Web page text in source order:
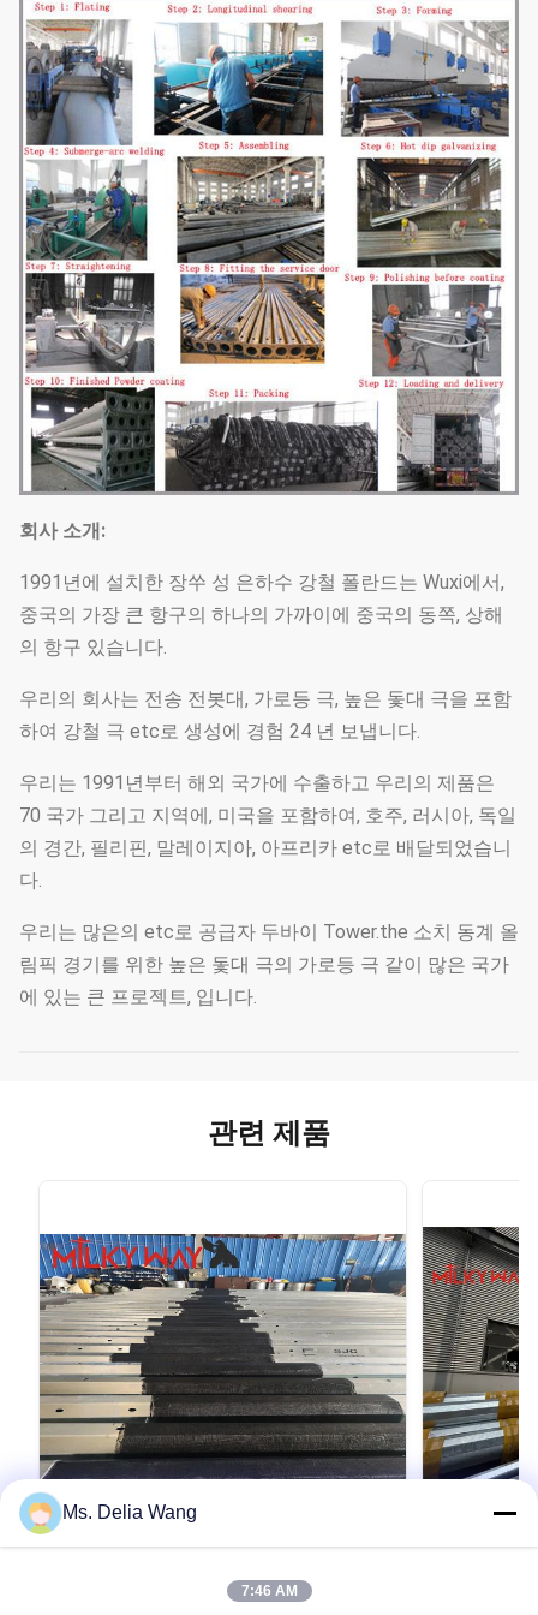
회사 소개:
1991년에 설치한 장쑤 성 은하수 강철 폴란드는 Wuxi에서,
중국의 가장 큰 항구의 하나의 가까이에 중국의 동쪽, 상해
의 항구 있습니다.
우리의 회사는 전송 전봇대, 가로등 극, 높은 돛대 극을 포함
하여 강철 극 etc로 생성에 경험 24 년 보냅니다.
우리는 1991년부터 해외 국가에 수출하고 우리의 제품은
70 국가 그리고 지역에, 미국을 포함하여, 호주, 러시아, 독일
의 경간, 필리핀, 말레이지아, 아프리카 etc로 배달되었습니
다.
우리는 많은의 etc로 공급자 두바이 Tower.the 소치 동계 올
림픽 경기를 위한 높은 돛대 극의 가로등 극 같이 많은 국가
에 있는 큰 프로젝트, 입니다.
관련 제품
Communication Towers with
Ms. Delia Wang
7:46 AM